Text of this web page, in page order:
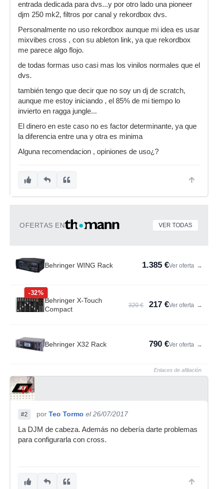
entrada dedicada para dvs...y por otro lado una pioneer
djm 250 mk2, filtros por canal y rekordbox dvs.
Personalmente no uso rekordbox aunque mi idea es usar
mixvibes cross , con su ableton link, ya que rekordbox
me parece algo flojo.
de todas formas uso casi mas los vinilos normales que el
dvs.
también tengo que decir que no soy un dj de scratch,
aunque me estoy iniciando , el 85% de mi tiempo lo
invierto en ragga jungle...
El dinero en este caso no es factor determinante, ya que
la diferencia entre una y otra es minima
Alguna recomendacion , opiniones de uso¿?
OFERTAS EN VER TODAS
Behringer WING Rack 1.385 €Ver oferta →
-32%
Behringer X-Touch
Compact
320 € 217 €Ver oferta →
Behringer X32 Rack 790 €Ver oferta →
Enlaces de afiliación
#2 por Teo Tormo el 26/07/2017
La DJM de cabeza. Además no debería darte problemas
para configurarla con cross.